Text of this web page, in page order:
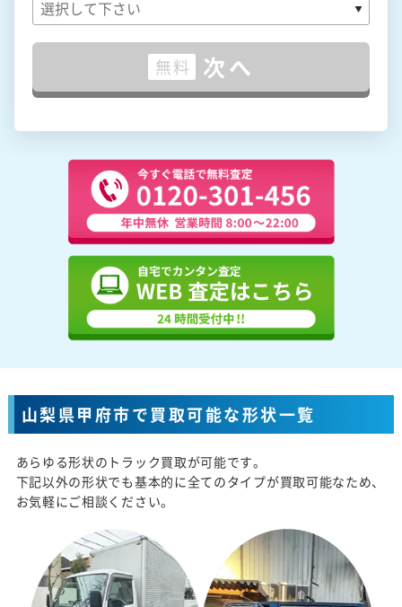
無料 次へ
山梨県甲府市で買取可能な形状一覧
あらゆる形状のトラック買取が可能です。
下記以外の形状でも基本的に全てのタイプが買取可能なため、
お気軽にご相談ください。